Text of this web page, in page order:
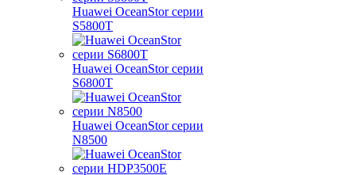
Huawei OceanStor серии
S5800T
Huawei OceanStor серии
S6800T
Huawei OceanStor серии
N8500